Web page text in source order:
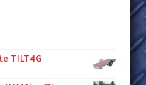
TILT4G